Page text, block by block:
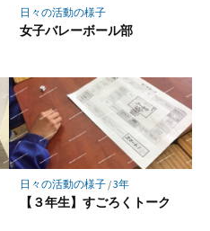
日々の活動の様子
女子バレーボール部
日々の活動の様子/3年
【３年生】すごろくトーク